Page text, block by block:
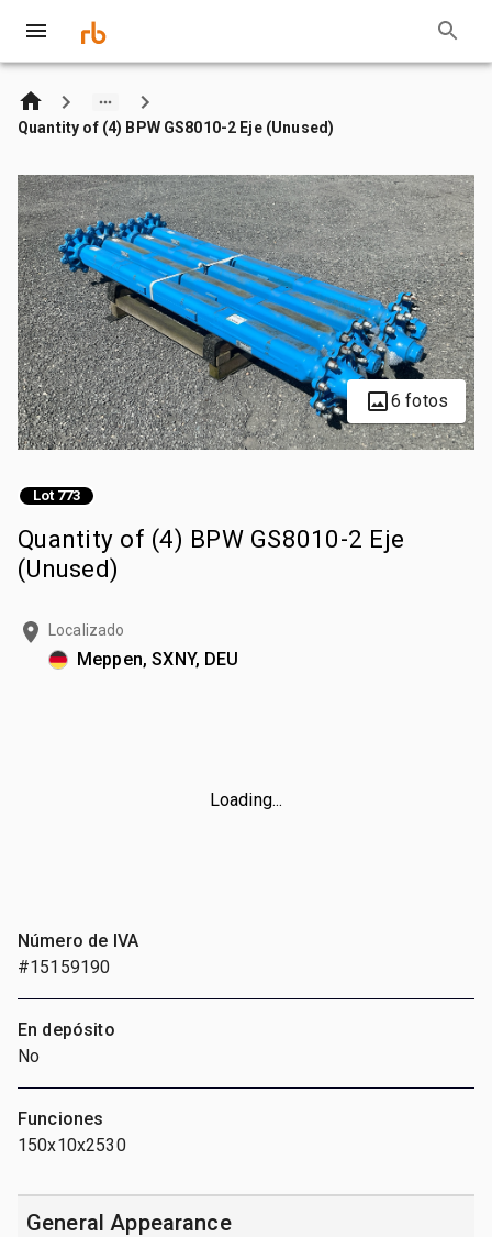
Quantity of (4) BPW GS8010-2 Eje (Unused)
6 fotos
Lot 773
Quantity of (4) BPW GS8010-2 Eje
(Unused)
Localizado
Meppen, SXNY, DEU
Loading...
Número de IVA
#15159190
En depósito
No
Funciones
150x10x2530
General Appearance